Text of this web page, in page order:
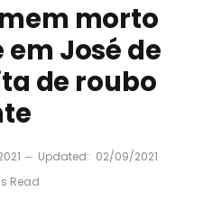
morto
José de
de roubo
Updated: 02/09/2021
Read